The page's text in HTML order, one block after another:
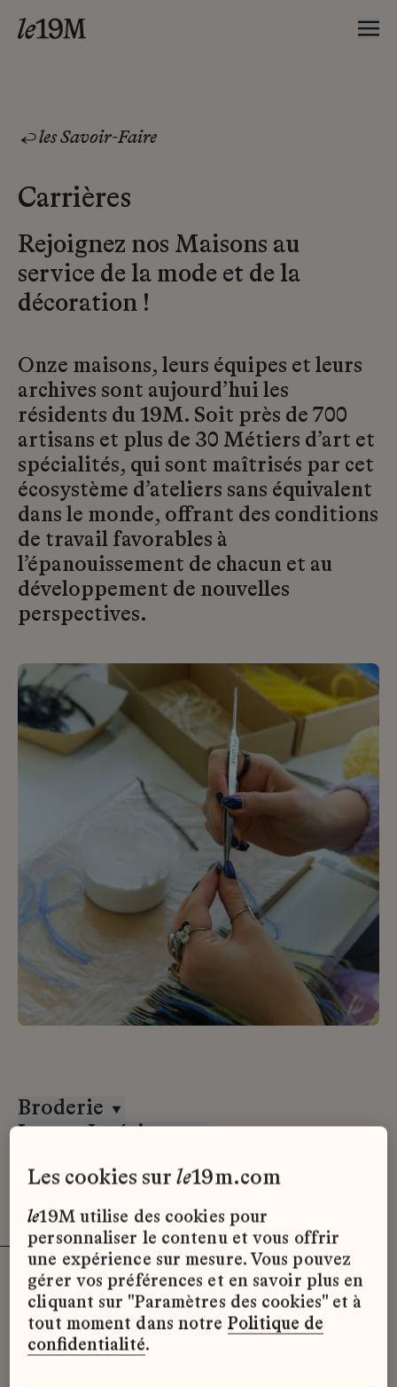
les Savoir-Faire
Carrières
Rejoignez nos Maisons au
service de la mode et de la
décoration !
Onze maisons, leurs équipes et leurs
archives sont aujourd’hui les
résidents du 19M. Soit près de 700
artisans et plus de 30 Métiers d’art et
spécialités, qui sont maîtrisés par cet
écosystème d’ateliers sans équivalent
dans le monde, offrant des conditions
de travail favorables à
l’épanouissement de chacun et au
développement de nouvelles
perspectives.
Broderie
Lesage Intérieurs
Désolé, il semble qu’il n’y ait pas
d’offres d’emploi disponibles pour le
moment.
les cookies surle19m.com
le19M utilise des cookies pour
personnaliser le contenu et vous offrir
une expérience sur mesure. Vous pouvez
gérer vos préférences et en savoir plus en
cliquant sur "Paramètres des cookies" et à
tout moment dans notre Politique de
confidentialité.